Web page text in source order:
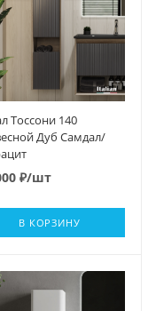
Тоссони 140
Дуб Самдал/
₽/шт
В КОРЗИНУ